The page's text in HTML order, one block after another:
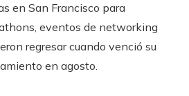
en San Francisco para
eventos de networking
regresar cuando venció su
en agosto.